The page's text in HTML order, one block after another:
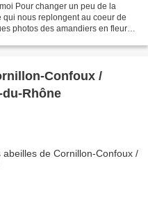
Pour changer un peu de la
nous replongent au coeur de
photos des amandiers en fleurs
Confoux /
Rhône